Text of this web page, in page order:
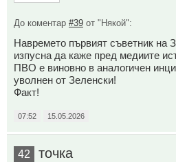
До коментар #39 от "Някой":
Навремето първият съветник на
изпусна да каже пред медиите
ПВО е виновно в аналогичен
уволнен от Зеленски!
Факт!
07:52 15.05.2026
42 точка